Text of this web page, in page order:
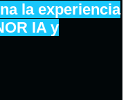
la experiencia
IA y